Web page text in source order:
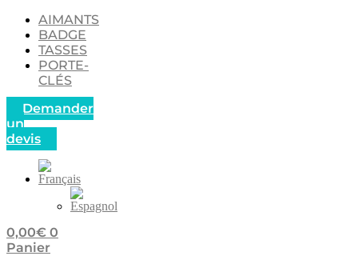
AIMANTS
BADGE
TASSES
PORTE-
CLÉS
Demander
un
devis
0,00€ 0
Panier